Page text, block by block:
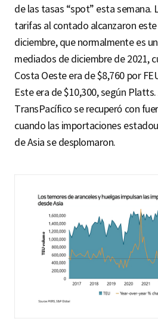
de las tasas “spot” esta semana.
tarifas al contado alcanzaron
diciembre, que normalmente es
mediados de diciembre de 2021,
Costa Oeste era de $8,760 por
Este era de $10,300, según
TransPacífico se recuperó con
cuando las importaciones
de Asia se desplomaron.